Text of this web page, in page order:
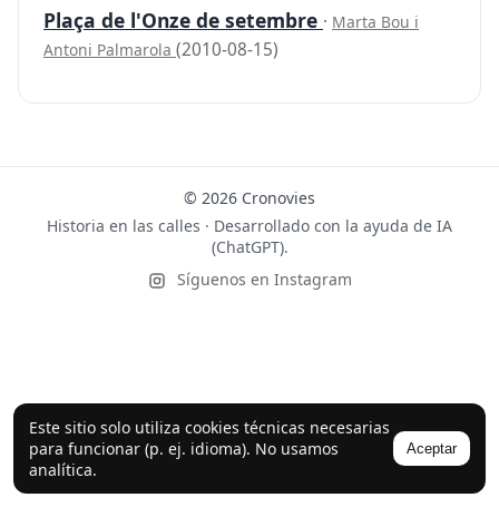
Este sitio solo utiliza cookies técnicas necesarias
para funcionar (p. ej. idioma). No usamos
analítica.
Aceptar
Plaça de l'Onze de setembre · Marta Bou i
Antoni Palmarola (2010-08-15)
© 2026 Cronovies
Historia en las calles · Desarrollado con la ayuda de IA
(ChatGPT).
Síguenos en Instagram